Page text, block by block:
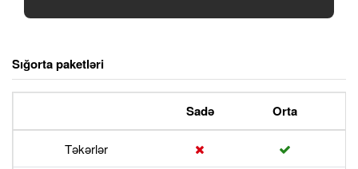
Sığorta paketləri
Sadə Orta
Təkərlər